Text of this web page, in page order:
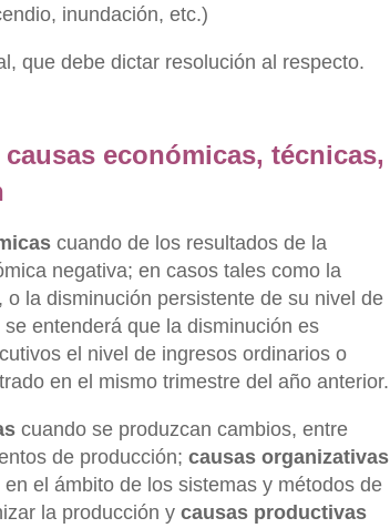
inundación, etc.)
que debe dictar resolución al respecto.
económicas, técnicas,
cuando de los resultados de la
negativa; en casos tales como la
la disminución persistente de su nivel de
entenderá que la disminución es
el nivel de ingresos ordinarios o
en el mismo trimestre del año anterior.
cuando se produzcan cambios, entre
de producción; causas organizativas
el ámbito de los sistemas y métodos de
la producción y causas productivas